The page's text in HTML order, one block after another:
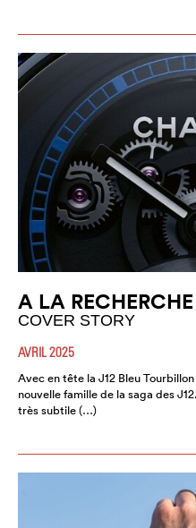
A LA
COVER STORY
AVRIL 2025
Avec en tête la J12 Bleu
nouvelle famille de la saga des
très subtile (…)